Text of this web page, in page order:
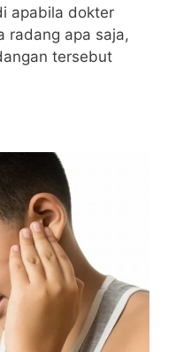
apabila dokter
radang apa saja,
tersebut